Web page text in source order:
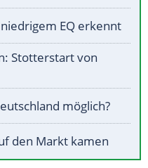
EQ erkennt
Stotterstart von
möglich?
den Markt kamen